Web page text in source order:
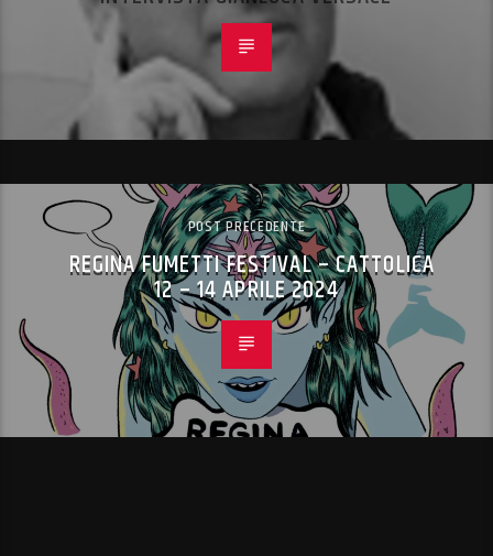
POST PRECEDENTE
REGINA FUMETTI FESTIVAL – CATTOLICA
12 – 14 APRILE 2024